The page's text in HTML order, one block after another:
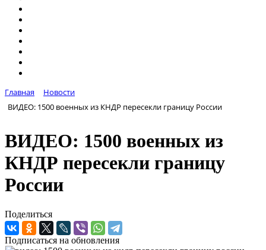
Главная
Новости
ВИДЕО: 1500 военных из КНДР пересекли границу России
ВИДЕО: 1500 военных из
КНДР пересекли границу
России
Поделиться
Подписаться на обновления